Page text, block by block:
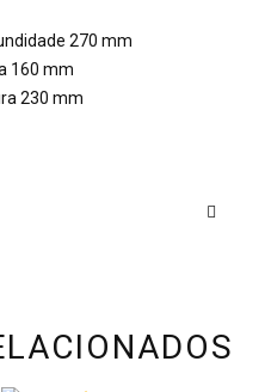
270 mm
160 mm
230 mm